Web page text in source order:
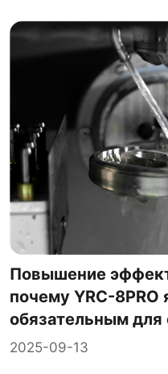
Повышение
почему YRC-8PRO
обязательным для
2025-09-13